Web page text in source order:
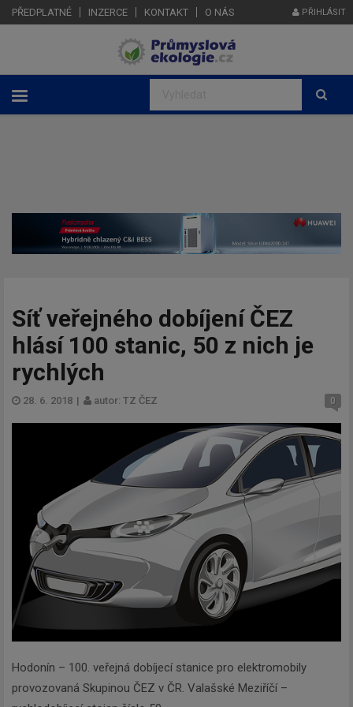
PŘEDPLATNÉ INZERCE KONTAKT O NÁS PŘIHLÁSIT
Síť veřejného dobíjení ČEZ
hlásí 100 stanic, 50 z nich je
rychlých
28. 6. 2018 | autor: TZ ČEZ 0
Hodonín – 100. veřejná dobíjecí stanice pro elektromobily
provozovaná Skupinou ČEZ v ČR. Valašské Meziříčí –